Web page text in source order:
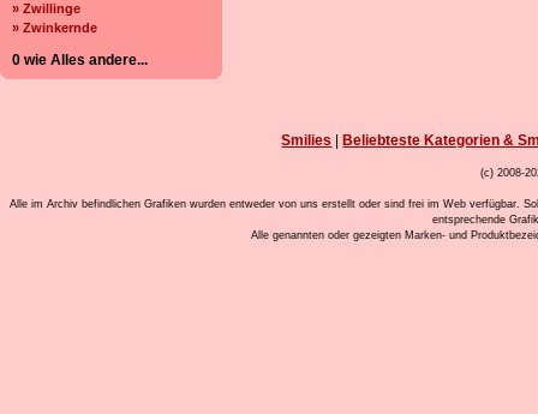
» Zwillinge
» Zwinkernde
0 wie Alles andere...
Smilies Beliebteste Kategorien &
(c) 2008-
Alle im Archiv befindlichen Grafiken wurden entweder von uns erstellt oder sind frei im Web verfügbar.
entsprechende
Alle genannten oder gezeigten Marken- und